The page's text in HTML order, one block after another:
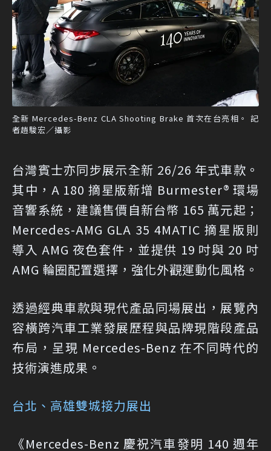
全新 Mercedes-Benz CLA Shooting Brake 首次在台亮相。 記
者趙駿宏／攝影
台灣賓士亦同步展示全新 26/26 年式車款。
其中，A 180 摘星版新增 Burmester® 環場
音響系統，建議售價自新台幣 165 萬元起；
Mercedes-AMG GLA 35 4MATIC 摘星版則
導入 AMG 夜色套件，並提供 19 吋與 20 吋
AMG 輪圈配置選擇，強化外觀運動化風格。
透過經典車款與現代產品同場展出，展覽內
容橫跨汽車工業發展歷程與品牌現階段產品
布局，呈現 Mercedes-Benz 在不同時代的
技術演進成果。
台北、高雄雙城接力展出
《Mercedes-Benz 慶祝汽車發明 140 週年